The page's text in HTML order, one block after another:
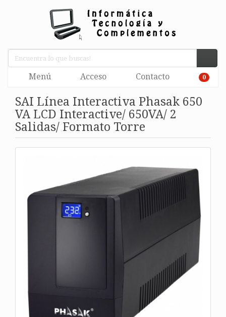
Menú Acceso Contacto 0
SAI Línea Interactiva Phasak 650
VA LCD Interactive/ 650VA/ 2
Salidas/ Formato Torre